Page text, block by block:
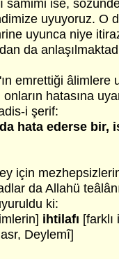
samimi ise,
uyuyoruz. O
uyunca niye
da
emrettiği
hatasına
i şerif:
hata ederse bir,
için
da Allahü
ki:
ihtilafı [farklı
Deylemî]